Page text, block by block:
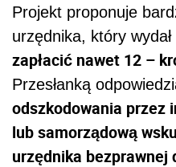
Projekt proponuje
urzędnika, który wydał
zapłacić nawet 12 –
Przesłanką
odszkodowania przez
lub samorządową
urzędnika bezprawnej